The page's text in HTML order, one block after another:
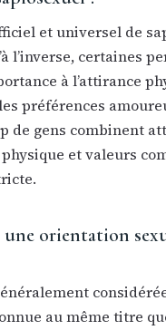
et universel de
l’inverse, certaines
à l’attirance
préférences
de gens combinent
et valeurs
une orientation
au même titre